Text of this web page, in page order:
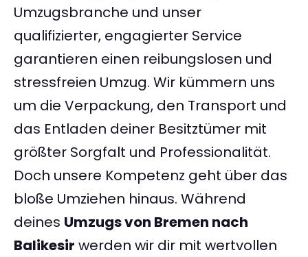
Umzugsbranche und unser
qualifizierter, engagierter Service
garantieren einen reibungslosen und
stressfreien Umzug. Wir kümmern uns
um die Verpackung, den Transport und
das Entladen deiner Besitztümer mit
größter Sorgfalt und Professionalität.
Doch unsere Kompetenz geht über das
bloße Umziehen hinaus. Während
deines Umzugs von Bremen nach
Balikesir werden wir dir mit wertvollen